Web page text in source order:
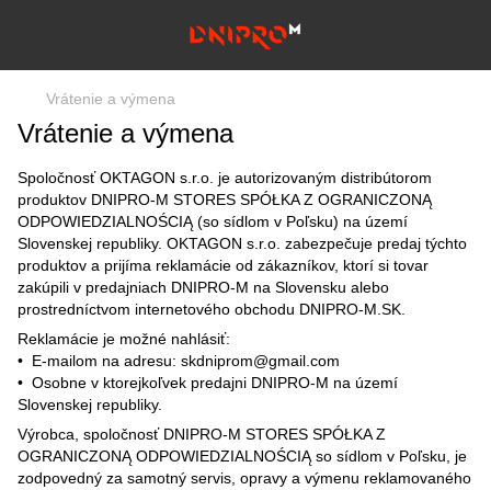
Vrátenie a výmena
Vrátenie a výmena
Spoločnosť OKTAGON s.r.o. je autorizovaným distribútorom
produktov DNIPRO-M STORES SPÓŁKA Z OGRANICZONĄ
ODPOWIEDZIALNOŚCIĄ (so sídlom v Poľsku) na území
Slovenskej republiky. OKTAGON s.r.o. zabezpečuje predaj týchto
produktov a prijíma reklamácie od zákazníkov, ktorí si tovar
zakúpili v predajniach DNIPRO-M na Slovensku alebo
prostredníctvom internetového obchodu DNIPRO-M.SK.
Reklamácie je možné nahlásiť:
•⁠ ⁠E-mailom na adresu: skdniprom@gmail.com
•⁠ ⁠Osobne v ktorejkoľvek predajni DNIPRO-M na území
Slovenskej republiky.
Výrobca, spoločnosť DNIPRO-M STORES SPÓŁKA Z
OGRANICZONĄ ODPOWIEDZIALNOŚCIĄ so sídlom v Poľsku, je
zodpovedný za samotný servis, opravy a výmenu reklamovaného